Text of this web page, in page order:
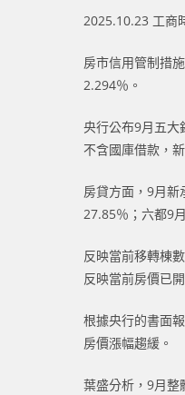
2025.10.23 工商
房市信用管制措
2.294％。
央行公布9月五大
不含國庫借款，
房貸方面，9月
27.85％；六都9
反映當前移轉棟
反映當前房價已
根據央行的書面
房價漲幅趨緩。
葉盛分析，9月整